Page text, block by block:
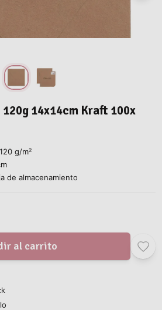
14x14cm Kraft 100x
g/m²
de almacenamiento
al carrito